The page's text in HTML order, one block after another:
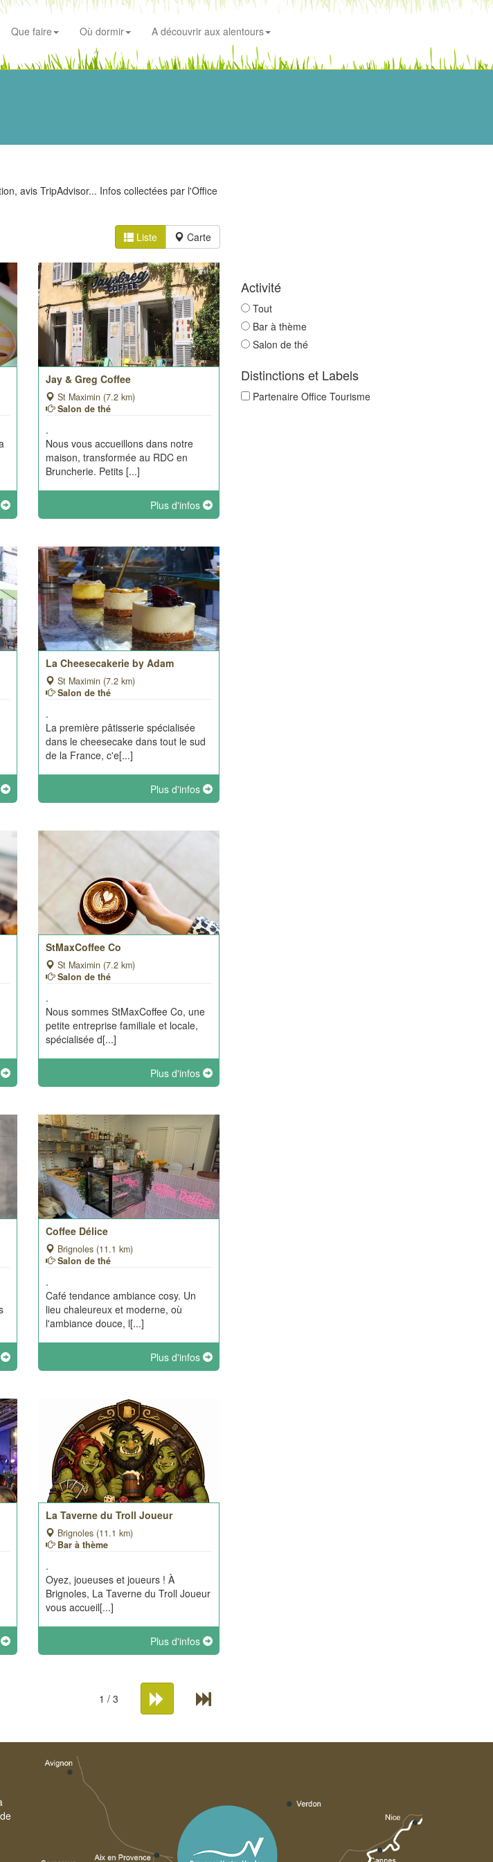
Que faire Où dormir A découvrir aux alentours
avis TripAdvisor... Infos collectées par l'Office
Liste Carte
Jay & Greg Coffee
St Maximin (7.2 km)
Salon de thé
.
Nous vous accueillons dans notre
maison, transformée au RDC en
Bruncherie. Petits [...]
Plus d'infos
La Cheesecakerie by Adam
St Maximin (7.2 km)
Salon de thé
.
La première pâtisserie spécialisée
dans le cheesecake dans tout le sud
de la France, c'e[...]
Plus d'infos
StMaxCoffee Co
St Maximin (7.2 km)
Salon de thé
.
Nous sommes StMaxCoffee Co, une
petite entreprise familiale et locale,
spécialisée d[...]
Plus d'infos
Coffee Délice
Brignoles (11.1 km)
Salon de thé
.
Café tendance ambiance cosy. Un
lieu chaleureux et moderne, où
l'ambiance douce, l[...]
Plus d'infos
La Taverne du Troll Joueur
Brignoles (11.1 km)
Bar à thème
.
Oyez, joueuses et joueurs ! À
Brignoles, La Taverne du Troll Joueur
vous accueil[...]
Plus d'infos
1 / 3
Activité
Tout
Bar à thème
Salon de thé
Distinctions et Labels
Partenaire Office Tourisme